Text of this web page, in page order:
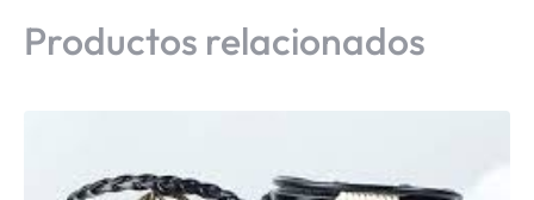
Productos relacionados